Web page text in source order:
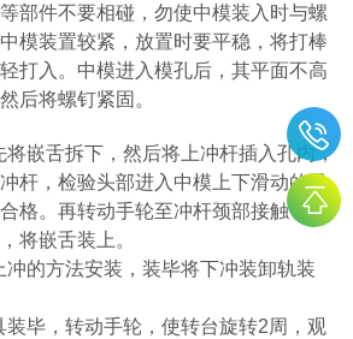
部件不要相碰，勿使中模装入时与螺
模装置较紧，放置时要平稳，将打棒
打入。中模进入模孔后，其平面不高
后将螺钉紧固。
将嵌舌拆下，然后将上冲杆插入孔内，
杆，检验头部进入中模上下滑动的灵
格。再转动手轮至冲杆颈部接触平行
将嵌舌装上。
冲的方法安装，装毕将下冲装卸轨装
装毕，转动手轮，使转台旋转2周，观